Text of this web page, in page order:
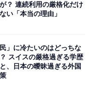
島菜々子、オーラ全
成試写会。
？ 連続利用の厳格化だけ
い「本当の理由」
民」に冷たいのはどっちな
スイスの厳格過ぎる学歴
、日本の曖昧過ぎる外国